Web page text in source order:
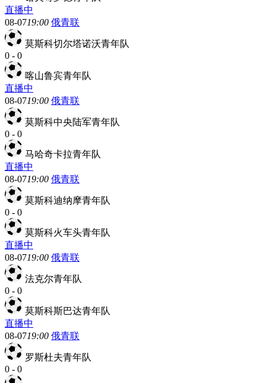
直播中
08-0719:00 俄青联
莫斯科切尔塔诺沃青年队
0 - 0
喀山鲁宾青年队
直播中
08-0719:00 俄青联
莫斯科中央陆军青年队
0 - 0
马哈奇卡拉青年队
直播中
08-0719:00 俄青联
莫斯科迪纳摩青年队
0 - 0
莫斯科火车头青年队
直播中
08-0719:00 俄青联
法克尔青年队
0 - 0
莫斯科斯巴达青年队
直播中
08-0719:00 俄青联
罗斯杜夫青年队
0 - 0